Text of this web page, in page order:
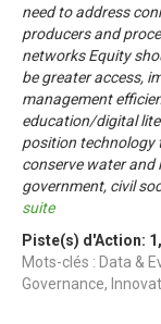
need to address
producers and
networks Equity
be greater access,
management
education/digital
position technology
conserve water and
government, civil
suite
Piste(s) d'Action: 1 ,
Mots-clés : Data &
Governance,